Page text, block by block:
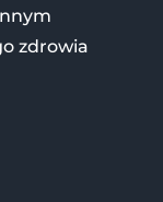
zdrowia